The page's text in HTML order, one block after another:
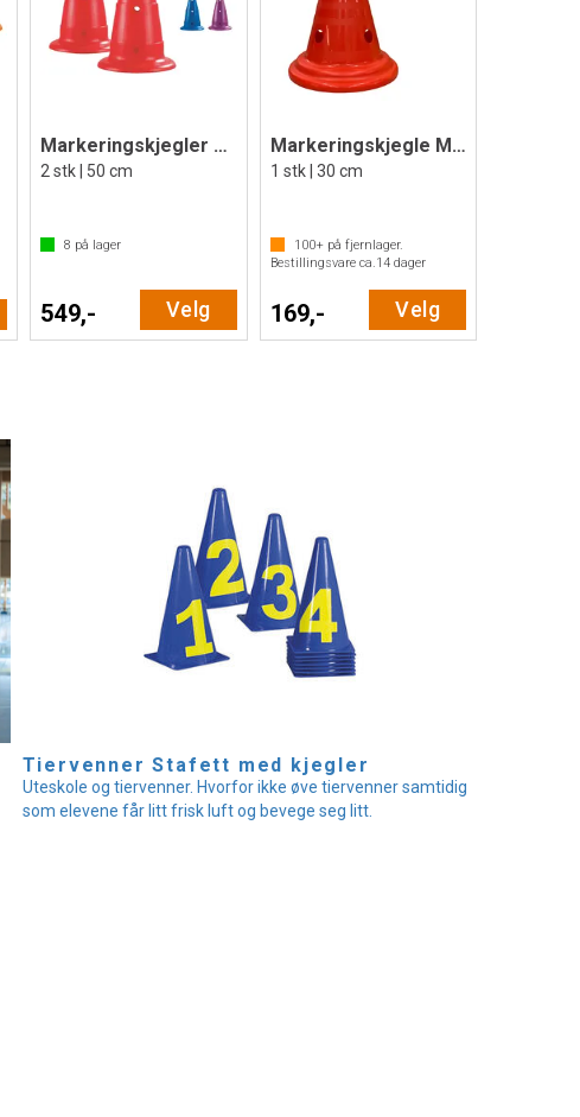
Markeringskjegler med hull | 50 cm
2 stk | 50 cm
8 på lager
549,- Velg
Markeringskjegle Multi med hull | 30 cm
1 stk | 30 cm
100+på fjernlager.
Bestillingsvare ca.14dager
169,- Velg
Tiervenner Stafett med kjegler
Uteskole og tiervenner. Hvorfor ikke øve tiervenner samtidig
som elevene får litt frisk luft og bevege seg litt.